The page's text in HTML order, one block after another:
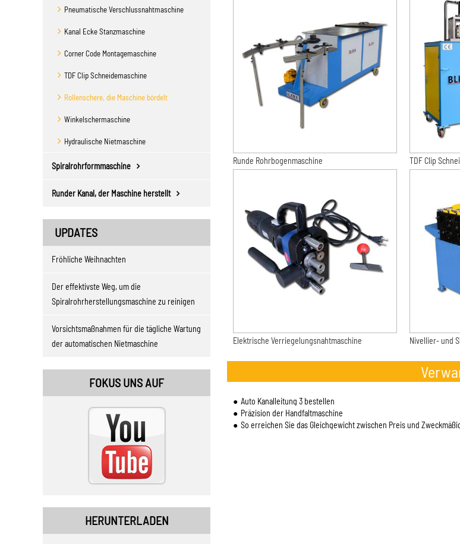
Pneumatische Verschlussnahtmaschine
Kanal Ecke Stanzmaschine
Corner Code Montagemaschine
TDF Clip Schneidemaschine
Rollenschere, die Maschine bördelt
Winkelschermaschine
Hydraulische Nietmaschine
Spiralrohrformmaschine
Runder Kanal, der Maschine herstellt
UPDATES
Fröhliche Weihnachten
Der effektivste Weg, um die
Spiralrohrherstellungsmaschine zu reinigen
Vorsichtsmaßnahmen für die tägliche Wartung
der automatischen Nietmaschine
FOKUS UNS AUF
HERUNTERLADEN
Runde Rohrbogenmaschine TDF Clip
Elektrische Verriegelungsnahtmaschine Nivellier- und
Auto Kanalleitung 3 bestellen
Präzision der Handfaltmaschine
So erreichen Sie das Gleichgewicht zwischen Preis und Zweckmäßigkeit bei der Produktion